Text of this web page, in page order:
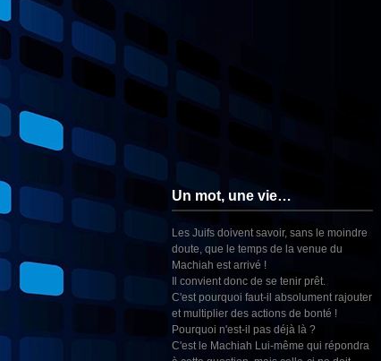
Un mot, une vie…
Les Juifs doivent savoir, sans le moindre
doute, que le temps de la venue du
Machiah est arrivé !
Il convient donc de se tenir prêt.
C'est pourquoi faut-il absolument rajouter
et multiplier des actions de bonté !
Pourquoi n'est-il pas déjà là ?
C'est le Machiah Lui-même qui répondra